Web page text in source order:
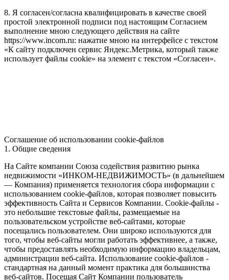
8. Я согласен/согласна квалифицировать в качестве своей
простой электронной подписи под настоящим Согласием
выполнение мною следующего действия на сайте
https://www.incom.ru: нажатие мною на интерфейсе с текстом
«К сайту подключен сервис Яндекс.Метрика, который также
использует файлы cookie» на элемент с текстом «Согласен».
Соглашение об использовании cookie-файлов
1. Общие сведения
На Сайте компании Союза содействия развитию рынка
недвижимости «ИНКОМ-НЕДВИЖИМОСТЬ» (в дальнейшем
— Компания) применяется технология сбора информации с
использованием cookie-файлов, которая позволяет повысить
эффективность Сайта и Сервисов Компании. Сookie-файлы -
это небольшие текстовые файлы, размещаемые на
пользовательском устройстве веб-сайтами, которые
посещались пользователем. Они широко используются для
того, чтобы веб-сайты могли работать эффективнее, а также,
чтобы предоставлять необходимую информацию владельцам,
администрации веб-сайта. Использование cookie-файлов -
стандартная на данный момент практика для большинства
веб-сайтов. Посещая Сайт Компании пользователь